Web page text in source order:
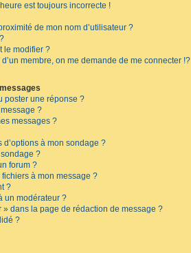
est toujours incorrecte !
de mon nom d’utilisateur ?
le modifier ?
d’un membre, on me demande de me connecter !?
poster une réponse ?
?
messages ?
à mon sondage ?
?
forum ?
à mon message ?
?
un modérateur ?
dans la page de rédaction de message ?
?